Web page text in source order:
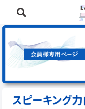
⭐️英語学習に役